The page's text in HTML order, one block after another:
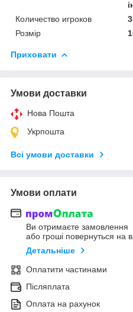
Количество игроков
Розмір
Приховати
Умови доставки
Нова Пошта
Укрпошта
Всі умови доставки
Умови оплати
Ви отримаєте замовлення
або гроші повернуться на
Детальніше
Оплатити частинами
Післяплата
Оплата на рахунок